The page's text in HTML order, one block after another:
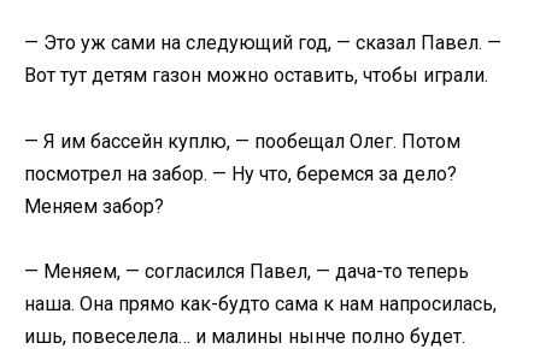
— Это уж сами на следующий год, — сказал Павел. —
Вот тут детям газон можно оставить, чтобы играли.
— Я им бассейн куплю, — пообещал Олег. Потом
посмотрел на забор. — Ну что, беремся за дело?
Меняем забор?
— Меняем, — согласился Павел, — дача-то теперь
наша. Она прямо как-будто сама к нам напросилась,
ишь, повеселела… и малины нынче полно будет.